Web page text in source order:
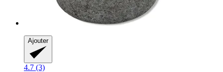
Ajouter
4.7 (3)